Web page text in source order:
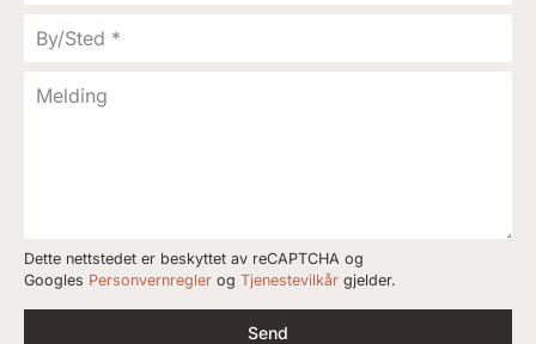
Dette nettstedet er beskyttet av reCAPTCHA og
Googles Personvernregler og Tjenestevilkår gjelder.
Send